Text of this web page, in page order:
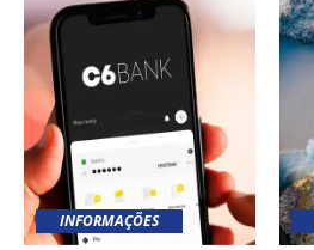
INFORMAÇÕES